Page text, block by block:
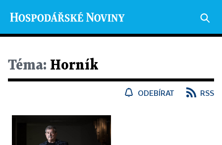
Téma: Horník
ODEBÍRAT RSS